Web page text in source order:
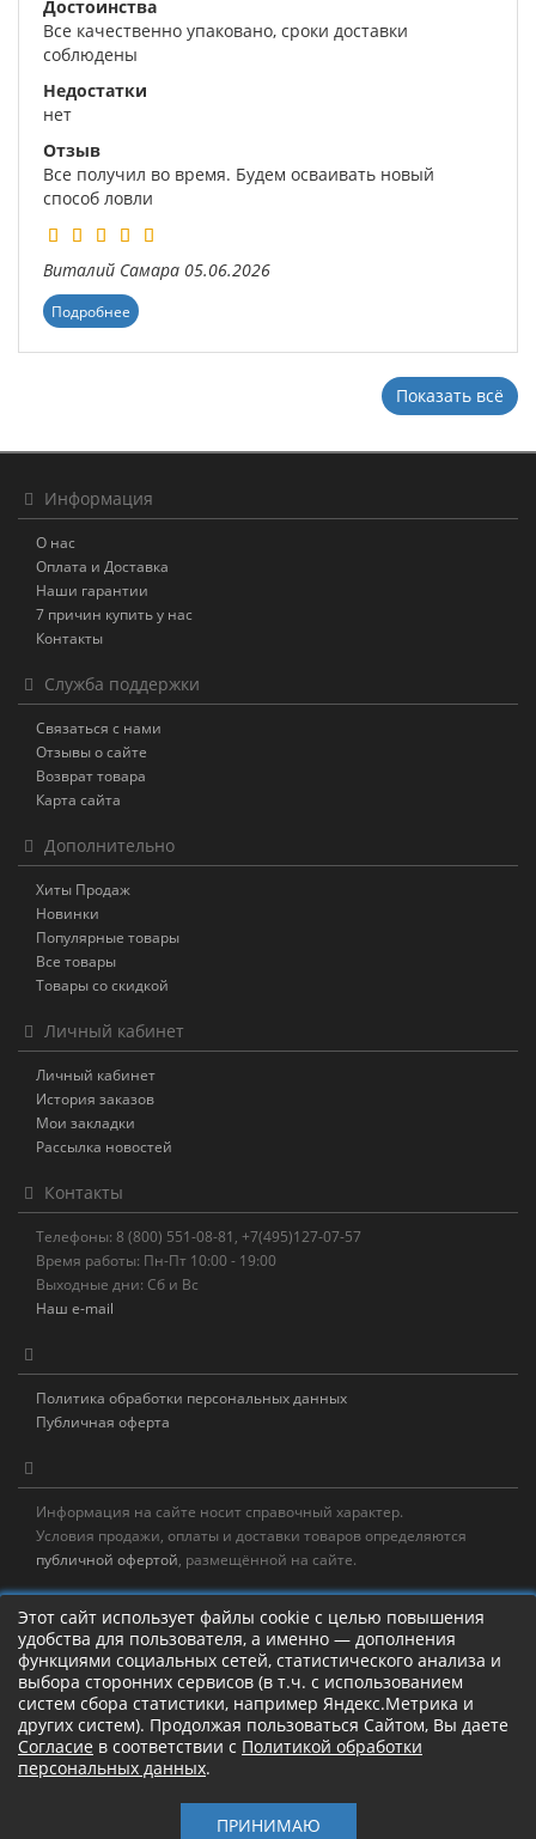
Достоинства
Все качественно упаковано, сроки доставки
соблюдены
Недостатки
нет
Отзыв
Все получил во время. Будем осваивать новый
способ ловли
Виталий Самара 05.06.2026
Подробнее
Показать всё
Информация
О нас
Оплата и Доставка
Наши гарантии
7 причин купить у нас
Контакты
Служба поддержки
Связаться с нами
Отзывы о сайте
Возврат товара
Карта сайта
Дополнительно
Хиты Продаж
Новинки
Популярные товары
Все товары
Товары со скидкой
Личный кабинет
Личный кабинет
История заказов
Мои закладки
Рассылка новостей
Контакты
Телефоны: 8 (800) 551-08-81, +7(495)127-07-57
Время работы: Пн-Пт 10:00 - 19:00
Выходные дни: Сб и Вс
Наш e-mail
Политика обработки персональных данных
Публичная оферта
Информация на сайте носит справочный характер.
Условия продажи, оплаты и доставки товаров определяются
публичной офертой, размещённой на сайте.
Новостная рассылка
Новости, акции, распродажи и полезные советы!
Старый Шаман © 2017 – 2026
Левая панель
Этот сайт использует файлы cookie с целью повышения
удобства для пользователя, а именно — дополнения
функциями социальных сетей, статистического анализа и
выбора сторонних сервисов (в т.ч. с использованием
систем сбора статистики, например Яндекс.Метрика и
других систем). Продолжая пользоваться Сайтом, Вы даете
Согласие в соответствии с Политикой обработки
персональных данных.
ПРИНИМАЮ